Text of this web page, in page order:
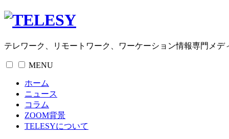
テレワーク、リモートワーク、ワーケーション情報専門メデ
MENU
ホーム
ニュース
コラム
ZOOM背景
TELESYについて